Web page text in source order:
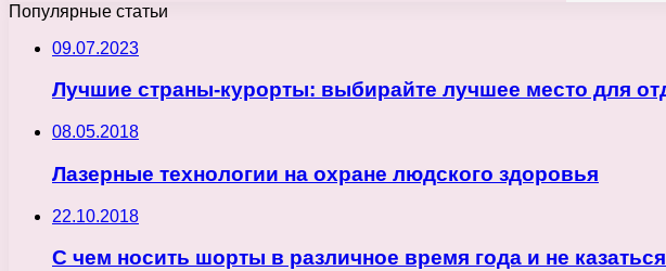
Популярные статьи
09.07.2023
Лучшие страны-курорты: выбирайте лучшее место для
08.05.2018
Лазерные технологии на охране людского здоровья
22.10.2018
С чем носить шорты в различное время года и не